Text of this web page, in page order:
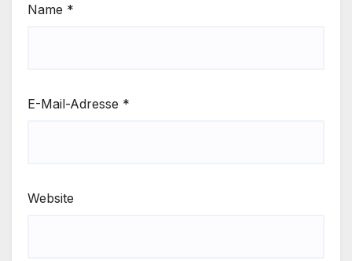
Name *
E-Mail-Adresse *
Website